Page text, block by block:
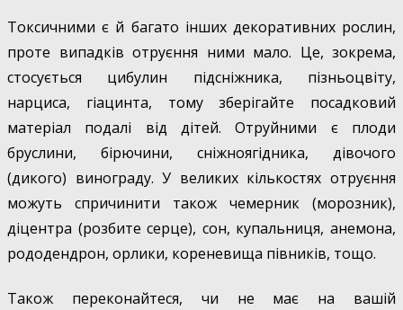
Токсичними є й багато інших декоративних рослин,
проте випадків отруєння ними мало. Це, зокрема,
стосується цибулин підсніжника, пізньоцвіту,
нарциса, гіацинта, тому зберігайте посадковий
матеріал подалі від дітей. Отруйними є плоди
бруслини, бірючини, сніжноягідника, дівочого
(дикого) винограду. У великих кількостях отруєння
можуть спричинити також чемерник (морозник),
діцентра (розбите серце), сон, купальниця, анемона,
рододендрон, орлики, кореневища півників, тощо.
Також переконайтеся, чи не має на вашій